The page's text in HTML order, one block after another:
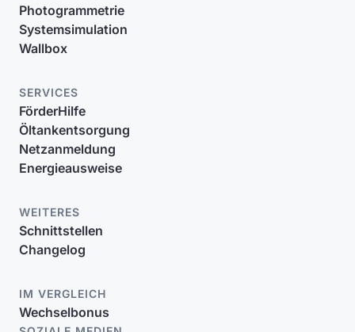
Photogrammetrie
Systemsimulation
Wallbox
SERVICES
FörderHilfe
Öltankentsorgung
Netzanmeldung
Energieausweise
WEITERES
Schnittstellen
Changelog
IM VERGLEICH
Wechselbonus